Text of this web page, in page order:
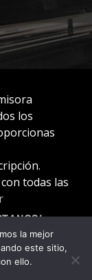
los
todas las
la mejor
este sitio,
ello.